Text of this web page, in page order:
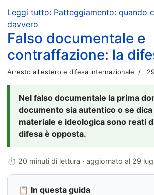
Leggi tutto: Patteggiamento: quando
davvero
Falso documentale e
contraffazione: la
Arresto all'estero e difesa internazionale
Nel falso documentale la prima
documento sia autentico o se
materiale e ideologica sono reati
difesa è opposta.
⏱ 20 minuti di lettura · aggiornato al 29
📋 In questa guida